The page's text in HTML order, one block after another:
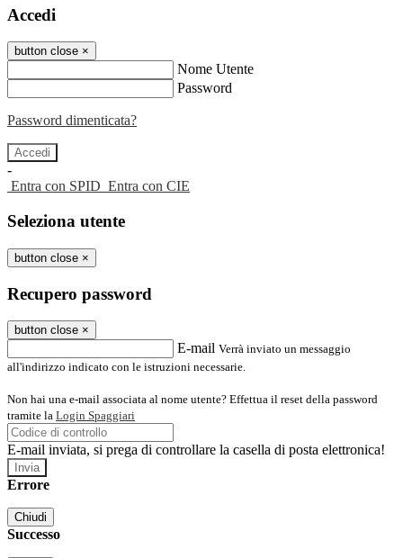
Accedi
button close ×
Nome Utente
Password
Password dimenticata?
-
Entra con SPID Entra con CIE
Seleziona utente
button close ×
Recupero password
button close ×
E-mail Verrà inviato un messaggio
all'indirizzo indicato con le istruzioni necessarie.
Non hai una e-mail associata al nome utente? Effettua il reset della password
tramite la Login Spaggiari
E-mail inviata, si prega di controllare la casella di posta elettronica!
Errore
Chiudi
Successo